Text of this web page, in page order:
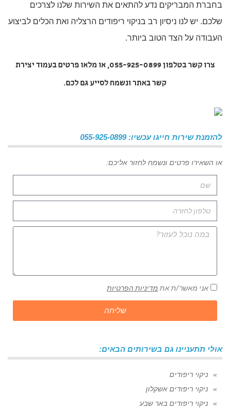
בחברת המבריקים נדע להתאים את השירות שלנו לצרכים
שלכם. יש לנו ניסיון רב בניקוי ריפודים הרצליה ואת הכלים לביצוע
העבודה על הצד הטוב ביותר.
צרו קשר בטלפון 055-925-0899, או מלאו פרטים בעמוד יצירת
קשר באתר ונשמח לסייע גם לכם.
להזמנת שירות חייגו עכשיו: 055-925-0899
או השאירו פרטים ונשמח לחזור אליכם:
אני מאשר/ת את מדיניות הפרטיות
שליחה
אולי תתעניינו גם בשירותים הבאים:
ניקוי ריפודים
ניקוי ריפודים אשקלון
ניקוי ריפודים באר שבע